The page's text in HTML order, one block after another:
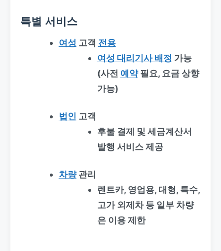
특별 서비스
여성 고객 전용
여성 대리기사 배정 가능
(사전 예약필요, 요금 상향
가능)
법인 고객
후불 결제 및 세금계산서
발행 서비스 제공
차량관리
렌트카, 영업용, 대형, 특수,
고가 외제차 등 일부 차량
은 이용 제한